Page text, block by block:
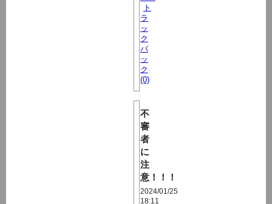
ト
ラ
ッ
ク
バ
ッ
ク
(0)
不
審
者
に
注
意！！！
2024/01/25
18:11